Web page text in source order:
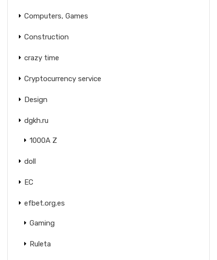
Computers, Games
Construction
crazy time
Cryptocurrency service
Design
dgkh.ru
1000A Z
doll
EC
efbet.org.es
Gaming
Ruleta